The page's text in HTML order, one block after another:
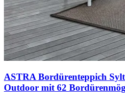
ASTRA Bordürenteppich
Outdoor mit 62